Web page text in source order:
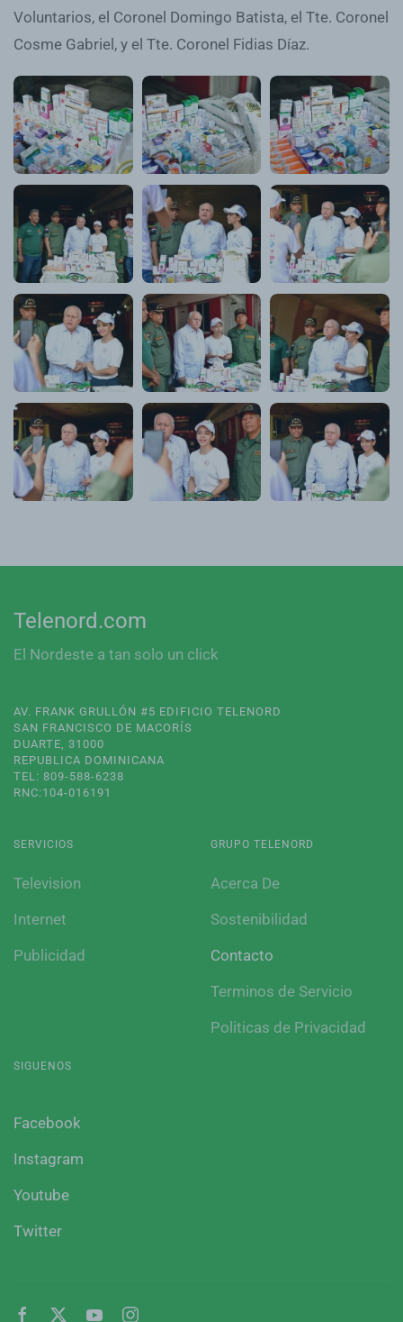
Voluntarios, el Coronel Domingo Batista, el Tte. Coronel
Cosme Gabriel, y el Tte. Coronel Fidias Díaz.
Telenord.com
El Nordeste a tan solo un click
AV. FRANK GRULLÓN #5 EDIFICIO TELENORD
SAN FRANCISCO DE MACORÍS
DUARTE, 31000
REPUBLICA DOMINICANA
TEL: 809-588-6238
RNC:104-016191
SERVICIOS
Television
Internet
Publicidad
GRUPO TELENORD
Acerca De
Sostenibilidad
Contacto
Terminos de Servicio
Politicas de Privacidad
SIGUENOS
Facebook
Instagram
Youtube
Twitter